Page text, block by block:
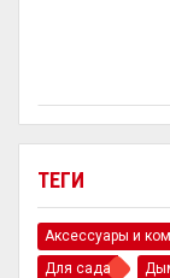
ТЕГИ
Аксессуары и
Для сада